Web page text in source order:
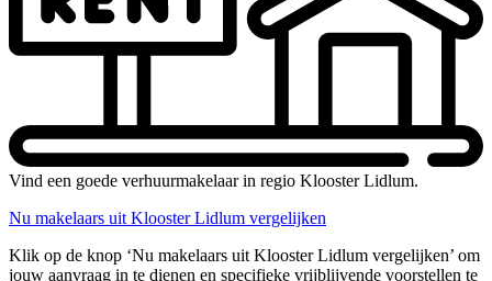
Vind een goede verhuurmakelaar in regio Klooster Lidlum.
Nu makelaars uit Klooster Lidlum vergelijken
Klik op de knop ‘Nu makelaars uit Klooster Lidlum vergelijken’ om
jouw aanvraag in te dienen en specifieke vrijblijvende voorstellen te